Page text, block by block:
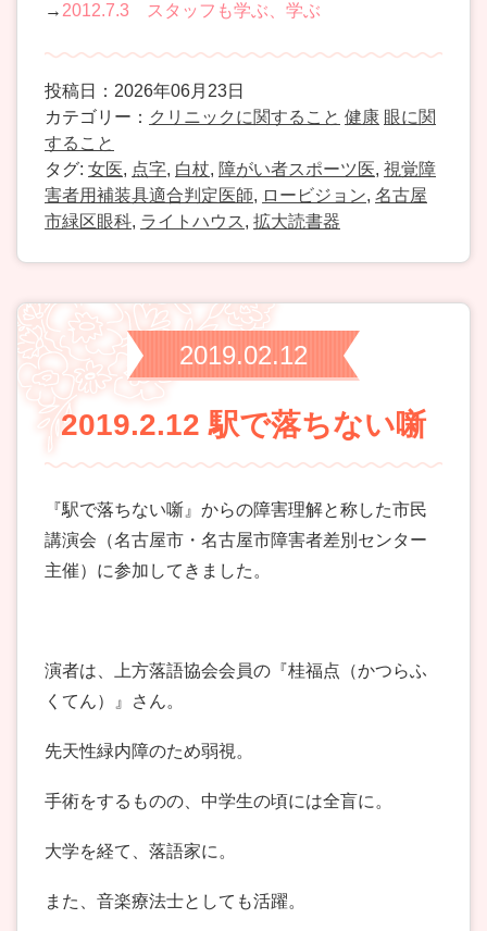
→ 2012.7.3 スタッフも学ぶ、学ぶ
投稿日：2026年06月23日
カテゴリー： クリニックに関すること 健康 眼に関
すること
タグ: 女医, 点字, 白杖, 障がい者スポーツ医, 視覚障
害者用補装具適合判定医師, ロービジョン, 名古屋
市緑区眼科, ライトハウス , 拡大読書器
2019.02.12
2019.2.12 駅で落ちない噺
『駅で落ちない噺』からの障害理解と称した市民
講演会（名古屋市・名古屋市障害者差別センター
主催）に参加してきました。
演者は、上方落語協会会員の『桂福点（かつらふ
くてん）』さん。
先天性緑内障のため弱視。
手術をするものの、中学生の頃には全盲に。
大学を経て、落語家に。
また、音楽療法士としても活躍。